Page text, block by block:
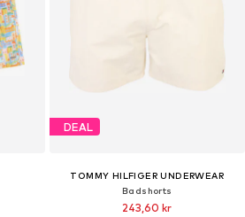
DEAL
TOMMY HILFIGER UNDERWEAR
Badshorts
243,60 kr